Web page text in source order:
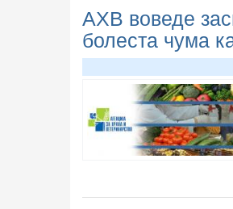
АХВ воведе
болеста чума